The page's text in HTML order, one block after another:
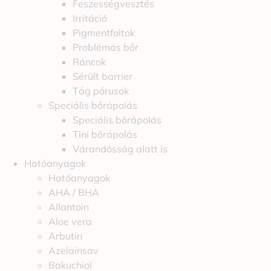
Feszességvesztés
Irritáció
Pigmentfoltok
Problémás bőr
Ráncok
Sérült barrier
Tág pórusok
Speciális bőrápolás
Speciális bőrápolás
Tini bőrápolás
Várandósság alatt is
Hatóanyagok
Hatóanyagok
AHA / BHA
Allantoin
Aloe vera
Arbutin
Azelainsav
Bakuchiol